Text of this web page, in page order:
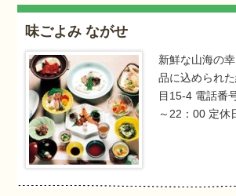
味ごよみ ながせ
新鮮な山海の
品に込められ
目15-4 電話番
～22：00 定休